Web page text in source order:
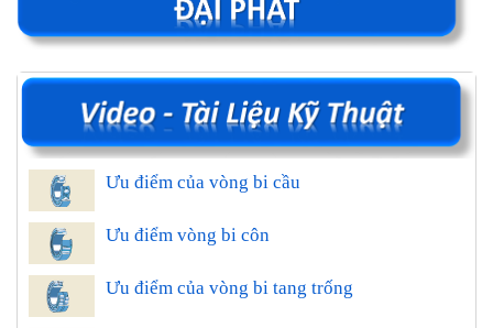
Ưu điểm của vòng bi cầu
Ưu điểm vòng bi côn
Ưu điểm của vòng bi tang trống